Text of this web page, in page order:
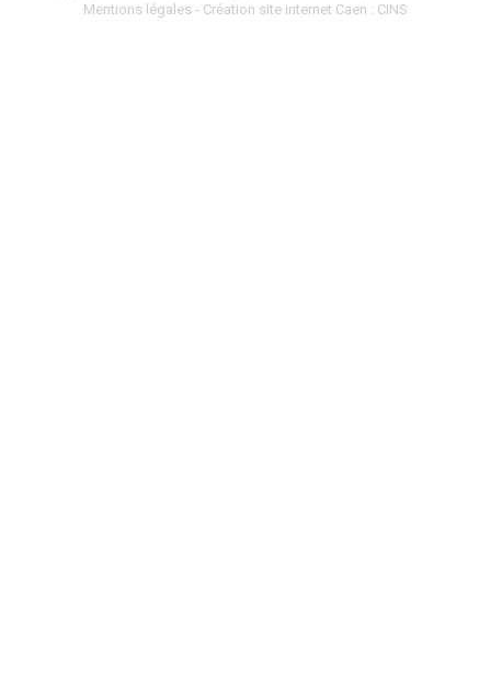
Mentions légales - Création site internet Caen : CINS